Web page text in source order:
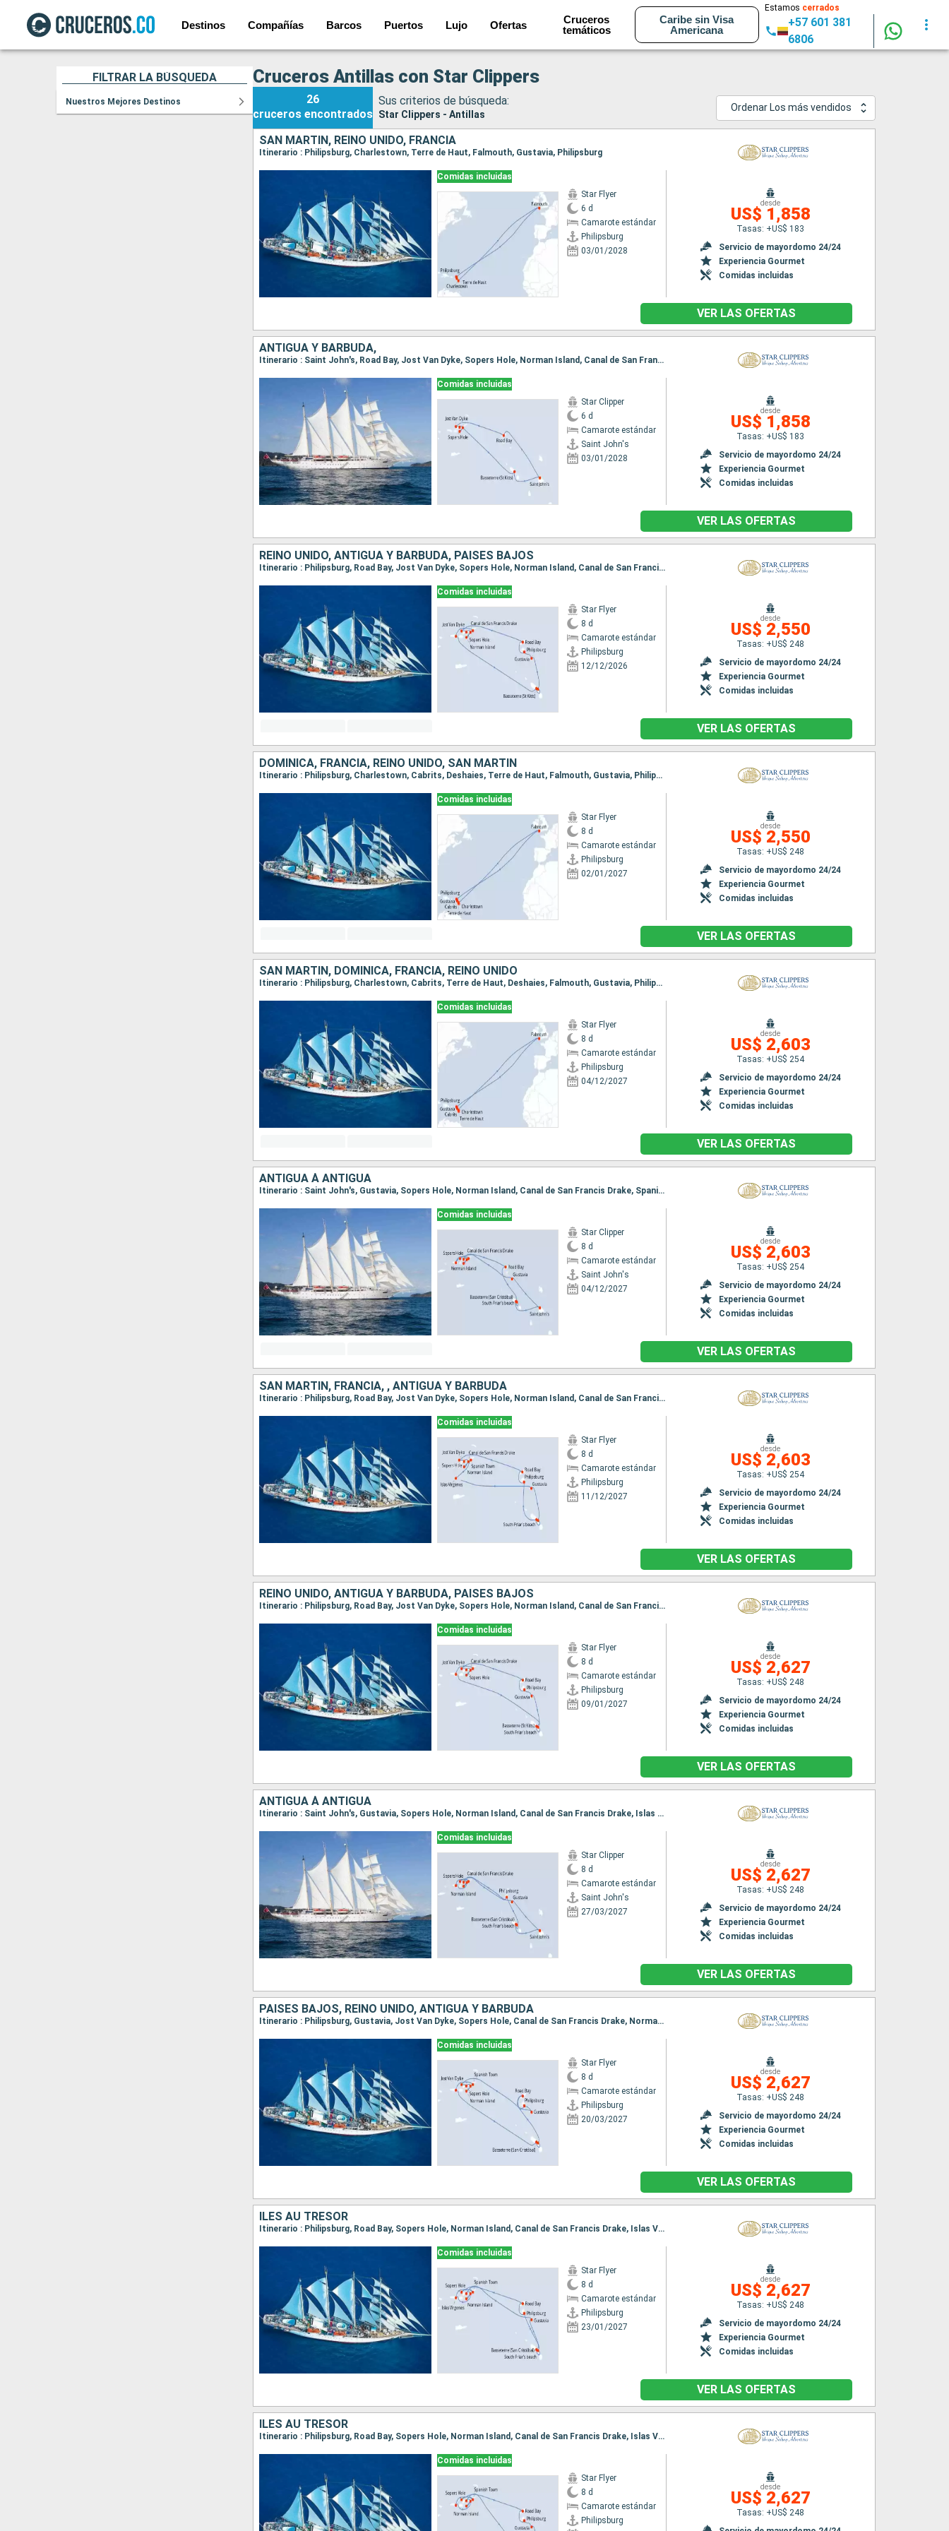
Destinos Compañías Barcos Puertos Lujo Ofertas
Cruceros
temáticos
Caribe sin Visa
Americana
Estamos cerrados
+57 601 381
6806
FILTRAR LA BÚSQUEDA
Nuestros Mejores Destinos
Cruceros Antillas con Star Clippers
26
cruceros encontrados
Sus criterios de búsqueda:
Star Clippers - Antillas
Ordenar Los más vendidos
SAN MARTÍN, REINO UNIDO, FRANCIA
Itinerario : Philipsburg, Charlestown, Terre de Haut, Falmouth, Gustavia, Philipsburg
Comidas incluidas
Star Flyer
6 d
Camarote estándar
Philipsburg
03/01/2028
desde
US$ 1,858
Tasas: +US$ 183
Servicio de mayordomo 24/24
Experiencia Gourmet
Comidas incluidas
VER LAS OFERTAS
ANTIGUA Y BARBUDA,
Itinerario : Saint John's, Road Bay, Jost Van Dyke, Sopers Hole, Norman Island, Canal de San Francis Drake, Basseterre (St Kitts), Saint John's
Comidas incluidas
Star Clipper
6 d
Camarote estándar
Saint John's
03/01/2028
desde
US$ 1,858
Tasas: +US$ 183
Servicio de mayordomo 24/24
Experiencia Gourmet
Comidas incluidas
VER LAS OFERTAS
REINO UNIDO, ANTIGUA Y BARBUDA, PAISES BAJOS
Itinerario : Philipsburg, Road Bay, Jost Van Dyke, Sopers Hole, Norman Island, Canal de San Francis Drake, Spanish Town, Islas Virgenes, Basseterre (St Kitts), South Friar's beach, Gustavia, Philipsburg
Comidas incluidas
Star Flyer
8 d
Camarote estándar
Philipsburg
12/12/2026
desde
US$ 2,550
Tasas: +US$ 248
Servicio de mayordomo 24/24
Experiencia Gourmet
Comidas incluidas
VER LAS OFERTAS
DOMINICA, FRANCIA, REINO UNIDO, SAN MARTÍN
Itinerario : Philipsburg, Charlestown, Cabrits, Deshaies, Terre de Haut, Falmouth, Gustavia, Philipsburg
Comidas incluidas
Star Flyer
8 d
Camarote estándar
Philipsburg
02/01/2027
desde
US$ 2,550
Tasas: +US$ 248
Servicio de mayordomo 24/24
Experiencia Gourmet
Comidas incluidas
VER LAS OFERTAS
SAN MARTÍN, DOMINICA, FRANCIA, REINO UNIDO
Itinerario : Philipsburg, Charlestown, Cabrits, Terre de Haut, Deshaies, Falmouth, Gustavia, Philipsburg
Comidas incluidas
Star Flyer
8 d
Camarote estándar
Philipsburg
04/12/2027
desde
US$ 2,603
Tasas: +US$ 254
Servicio de mayordomo 24/24
Experiencia Gourmet
Comidas incluidas
VER LAS OFERTAS
ANTIGUA À ANTIGUA
Itinerario : Saint John's, Gustavia, Sopers Hole, Norman Island, Canal de San Francis Drake, Spanish Town, Islas Virgenes, Jost Van Dyke, Road Bay, South Friar's beach, Basseterre (St Kitts), Saint John's
Comidas incluidas
Star Clipper
8 d
Camarote estándar
Saint John's
04/12/2027
desde
US$ 2,603
Tasas: +US$ 254
Servicio de mayordomo 24/24
Experiencia Gourmet
Comidas incluidas
VER LAS OFERTAS
SAN MARTÍN, FRANCIA, , ANTIGUA Y BARBUDA
Itinerario : Philipsburg, Road Bay, Jost Van Dyke, Sopers Hole, Norman Island, Canal de San Francis Drake, Spanish Town, Islas Virgenes, Gustavia, South Friar's beach, Basseterre (St Kitts), Philipsburg
Comidas incluidas
Star Flyer
8 d
Camarote estándar
Philipsburg
11/12/2027
desde
US$ 2,603
Tasas: +US$ 254
Servicio de mayordomo 24/24
Experiencia Gourmet
Comidas incluidas
VER LAS OFERTAS
REINO UNIDO, ANTIGUA Y BARBUDA, PAISES BAJOS
Itinerario : Philipsburg, Road Bay, Jost Van Dyke, Sopers Hole, Norman Island, Canal de San Francis Drake, Spanish Town, Islas Virgenes, South Friar's beach, Basseterre (St Kitts), Gustavia, Philipsburg
Comidas incluidas
Star Flyer
8 d
Camarote estándar
Philipsburg
09/01/2027
desde
US$ 2,627
Tasas: +US$ 248
Servicio de mayordomo 24/24
Experiencia Gourmet
Comidas incluidas
VER LAS OFERTAS
ANTIGUA À ANTIGUA
Itinerario : Saint John's, Gustavia, Sopers Hole, Norman Island, Canal de San Francis Drake, Islas Virgenes, Spanish Town, Jost Van Dyke, Philipsburg, South Friar's beach, Basseterre (St Kitts), Saint John's
Comidas incluidas
Star Clipper
8 d
Camarote estándar
Saint John's
27/03/2027
desde
US$ 2,627
Tasas: +US$ 248
Servicio de mayordomo 24/24
Experiencia Gourmet
Comidas incluidas
VER LAS OFERTAS
PAISES BAJOS, REINO UNIDO, ANTIGUA Y BARBUDA
Itinerario : Philipsburg, Gustavia, Jost Van Dyke, Sopers Hole, Canal de San Francis Drake, Norman Island, Spanish Town, Islas Virgenes, Basseterre (St Kitts), South Friar's beach, Road Bay, Philipsburg
Comidas incluidas
Star Flyer
8 d
Camarote estándar
Philipsburg
20/03/2027
desde
US$ 2,627
Tasas: +US$ 248
Servicio de mayordomo 24/24
Experiencia Gourmet
Comidas incluidas
VER LAS OFERTAS
ÎLES AU TRÉSOR
Itinerario : Philipsburg, Road Bay, Sopers Hole, Norman Island, Canal de San Francis Drake, Islas Virgenes, Spanish Town, Jost Van Dyke, Gustavia, Basseterre (St Kitts), South Friar's beach, Philipsburg
Comidas incluidas
Star Flyer
8 d
Camarote estándar
Philipsburg
23/01/2027
desde
US$ 2,627
Tasas: +US$ 248
Servicio de mayordomo 24/24
Experiencia Gourmet
Comidas incluidas
VER LAS OFERTAS
ÎLES AU TRÉSOR
Itinerario : Philipsburg, Road Bay, Sopers Hole, Norman Island, Canal de San Francis Drake, Islas Virgenes, Spanish Town, Jost Van Dyke, Basseterre (St Kitts), South Friar's beach, Gustavia, Philipsburg
Comidas incluidas
Star Flyer
8 d
Camarote estándar
Philipsburg
desde
US$ 2,627
Tasas: +US$ 248